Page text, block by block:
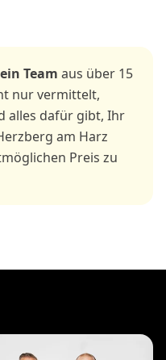
Team aus über 15
nur vermittelt,
alles dafür gibt, Ihr
am Harz
Preis zu